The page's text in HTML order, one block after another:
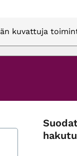
kuvattuja